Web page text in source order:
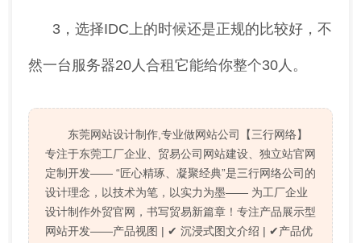
3，选择IDC上的时候还是正规的比较好，不
然一台服务器20人合租它能给你整个30人。
东莞网站设计制作,专业做网站公司【三行网络】
专注于东莞工厂企业、贸易公司网站建设、独立站官网
定制开发—— “匠心精琢、凝聚经典”是三行网络公司的
设计理念，以技术为笔，以实力为墨—— 为工厂企业
设计制作外贸官网，书写贸易新篇章！专注产品展示型
网站开发——产品视图 | ✔ 沉浸式图文介绍 | ✔产品优